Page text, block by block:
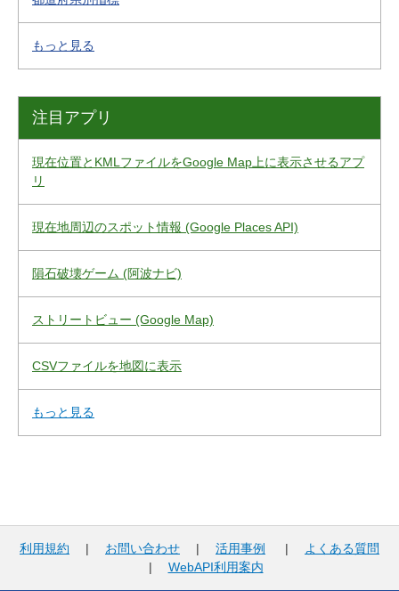
もっと見る
注目アプリ
現在位置とKMLファイルをGoogle Map上に表示させるアプ
リ
現在地周辺のスポット情報 (Google Places API)
隕石破壊ゲーム (阿波ナビ)
ストリートビュー (Google Map)
CSVファイルを地図に表示
もっと見る
利用規約 | お問い合わせ | 活用事例 |
よくある質問
| WebAPI利用案内